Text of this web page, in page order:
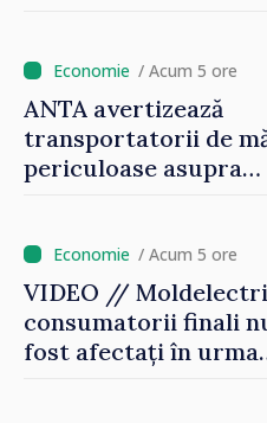
/ Acum 5 ore
ANTA avertizează
transportatorii de
periculoase asupra
/ Acum 5 ore
VIDEO //
consumatorii finali
fost afectați în urma